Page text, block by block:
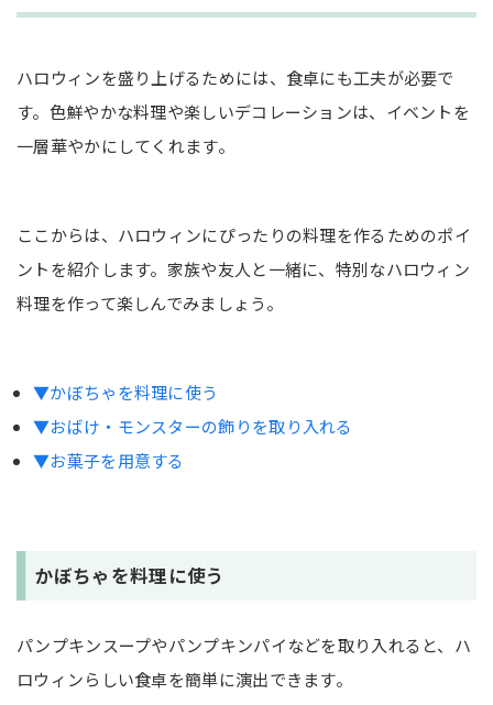
ハロウィンを盛り上げるためには、食卓にも工夫が必要で
す。色鮮やかな料理や楽しいデコレーションは、イベントを
一層華やかにしてくれます。
ここからは、ハロウィンにぴったりの料理を作るためのポイ
ントを紹介します。家族や友人と一緒に、特別なハロウィン
料理を作って楽しんでみましょう。
▼かぼちゃを料理に使う
▼おばけ・モンスターの飾りを取り入れる
▼お菓子を用意する
かぼちゃを料理に使う
パンプキンスープやパンプキンパイなどを取り入れると、ハ
ロウィンらしい食卓を簡単に演出できます。